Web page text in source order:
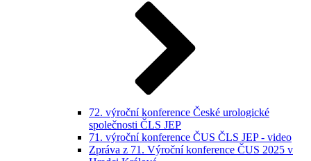
72. výroční konference České urologické
společnosti ČLS JEP
71. výroční konference ČUS ČLS JEP - video
Zpráva z 71. Výroční konference ČUS 2025 v